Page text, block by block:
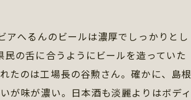
アへるんのビールは濃厚でしっかりとし
の舌に合うようにビールを造っていた
たのは工場長の谷勲さん。確かに、島根
が味が濃い。日本酒も淡麗よりはボディ